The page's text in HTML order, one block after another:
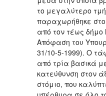
το μεγαλύτερο
παραχωρήθηκε στο
από τον τέως
Απόφαση του
31/10-5-1999). Ο
από τρία βασικά
κατεύθυνση στον
στόμιο, που